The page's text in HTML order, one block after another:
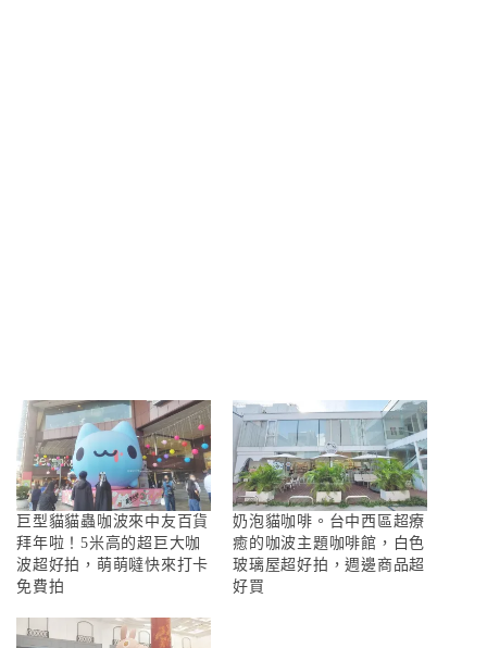
巨型貓貓蟲咖波來中友百貨
拜年啦！5米高的超巨大咖
波超好拍，萌萌噠快來打卡
免費拍
奶泡貓咖啡。台中西區超療
癒的咖波主題咖啡館，白色
玻璃屋超好拍，週邊商品超
好買